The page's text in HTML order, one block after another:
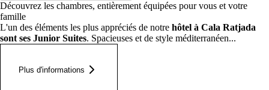
Découvrez les chambres, entièrement équipées pour vous et votre
famille
L'un des éléments les plus appréciés de notre hôtel à Cala Ratjada
sont ses Junior Suites. Spacieuses et de style méditerranéen...
Plus d'informations